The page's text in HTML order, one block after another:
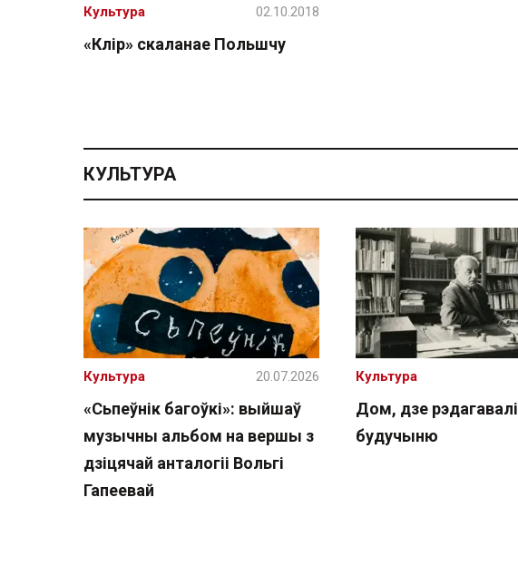
«Клір» скаланае Польшчу
Культура 02.10.2018
КУЛЬТУРА
«Сьпеўнік багоўкі»: выйшаў
музычны альбом на вершы з
дзіцячай анталогіі Вольгі
Гапеевай
Культура 20.07.2026
Дом, дзе рэдагавалі
будучыню
Культура